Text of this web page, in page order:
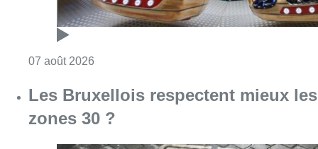
07 août 2026
Les Bruxellois respectent mieux les
zones 30 ?